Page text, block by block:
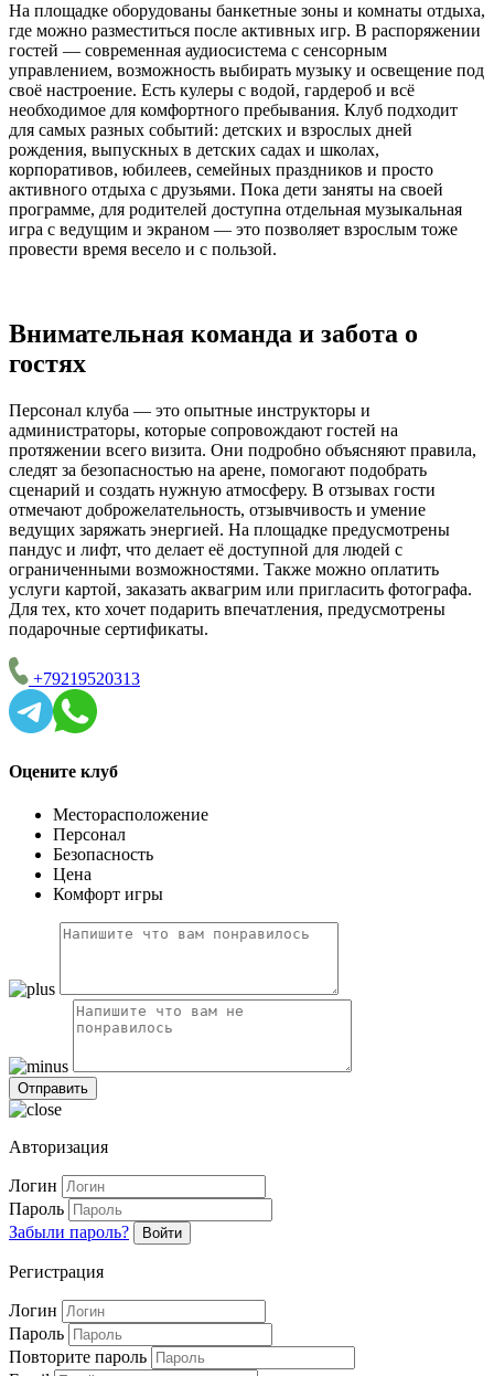
На площадке оборудованы банкетные зоны и комнаты отдыха,
где можно разместиться после активных игр. В распоряжении
гостей — современная аудиосистема с сенсорным
управлением, возможность выбирать музыку и освещение под
своё настроение. Есть кулеры с водой, гардероб и всё
необходимое для комфортного пребывания. Клуб подходит
для самых разных событий: детских и взрослых дней
рождения, выпускных в детских садах и школах,
корпоративов, юбилеев, семейных праздников и просто
активного отдыха с друзьями. Пока дети заняты на своей
программе, для родителей доступна отдельная музыкальная
игра с ведущим и экраном — это позволяет взрослым тоже
провести время весело и с пользой.
Внимательная команда и забота о
гостях
Персонал клуба — это опытные инструкторы и
администраторы, которые сопровождают гостей на
протяжении всего визита. Они подробно объясняют правила,
следят за безопасностью на арене, помогают подобрать
сценарий и создать нужную атмосферу. В отзывах гости
отмечают доброжелательность, отзывчивость и умение
ведущих заряжать энергией. На площадке предусмотрены
пандус и лифт, что делает её доступной для людей с
ограниченными возможностями. Также можно оплатить
услуги картой, заказать аквагрим или пригласить фотографа.
Для тех, кто хочет подарить впечатления, предусмотрены
подарочные сертификаты.
+79219520313
Оцените клуб
Месторасположение
Персонал
Безопасность
Цена
Комфорт игры
Авторизация
Логин
Пароль
Забыли пароль?
Войти
Регистрация
Логин
Пароль
Повторите пароль